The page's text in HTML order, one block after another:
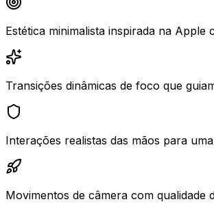
Estética minimalista inspirada na
Transições dinâmicas de foco que
Interações realistas das mãos para
Movimentos de câmera com qualidade